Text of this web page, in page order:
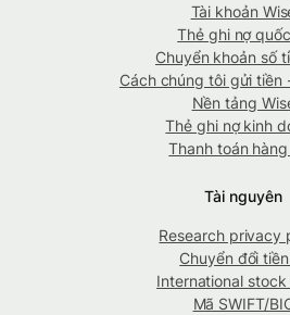
Tài khoản
Thẻ ghi nợ
Chuyển khoản số
Cách chúng tôi gửi tiền
Nền tảng
Thẻ ghi nợ kinh
Thanh toán
Tài nguyên
Research privacy
Chuyển đổi
International
Mã SWIFT/